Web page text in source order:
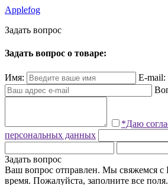
Applefog
Задать вопрос
Задать вопрос о товаре:
Имя:
E-mail:
*Даю
персональных данных
Задать вопрос
Ваш вопрос отправлен. Мы свяжемся
время. Пожалуйста, заполните все поля.